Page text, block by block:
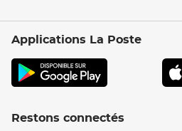
Applications La Poste
Restons connectés